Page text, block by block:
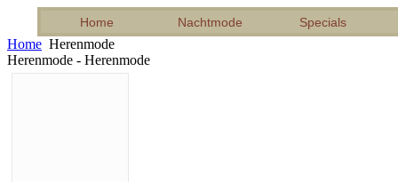
Home Nachtmode Specials
Home Herenmode
Herenmode - Herenmode